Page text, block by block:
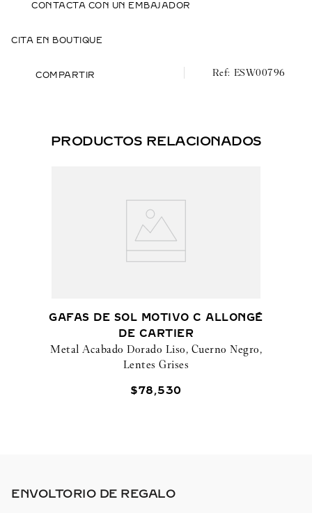
CONTACTA CON UN EMBAJADOR
CITA EN BOUTIQUE
COMPARTIR ESW00796
PRODUCTOS RELACIONADOS
GAFAS DE SOL MOTIVO C ALLONGÉ
DE CARTIER
Metal Acabado Dorado Liso, Cuerno Negro,
Lentes Grises
$78,530
ENVOLTORIO DE REGALO​